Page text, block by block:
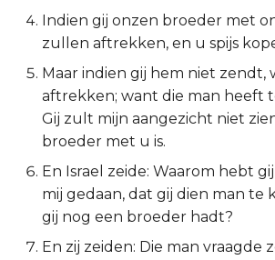
2 Korinthe
Éfeze
Filipenzen
Kolossenzen
1 Thessalonicenzen
Indien gij onzen broeder met
zullen aftrekken, en u spijs
Maar indien gij hem niet zendt,
aftrekken; want die man heeft
Gij zult mijn aangezicht niet
broeder met u is.
En Israel zeide: Waarom hebt
mij gedaan, dat gij dien man te
gij nog een broeder hadt?
En zij zeiden: Die man vraagde